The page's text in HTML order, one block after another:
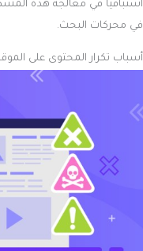
استباقيًا في معالجة هذه
في محركات البحث.
أسباب تكرار المحتوى على